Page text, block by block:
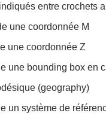
entre crochets
une coordonnée M
une coordonnée Z
une bounding box en
(geography)
un système de